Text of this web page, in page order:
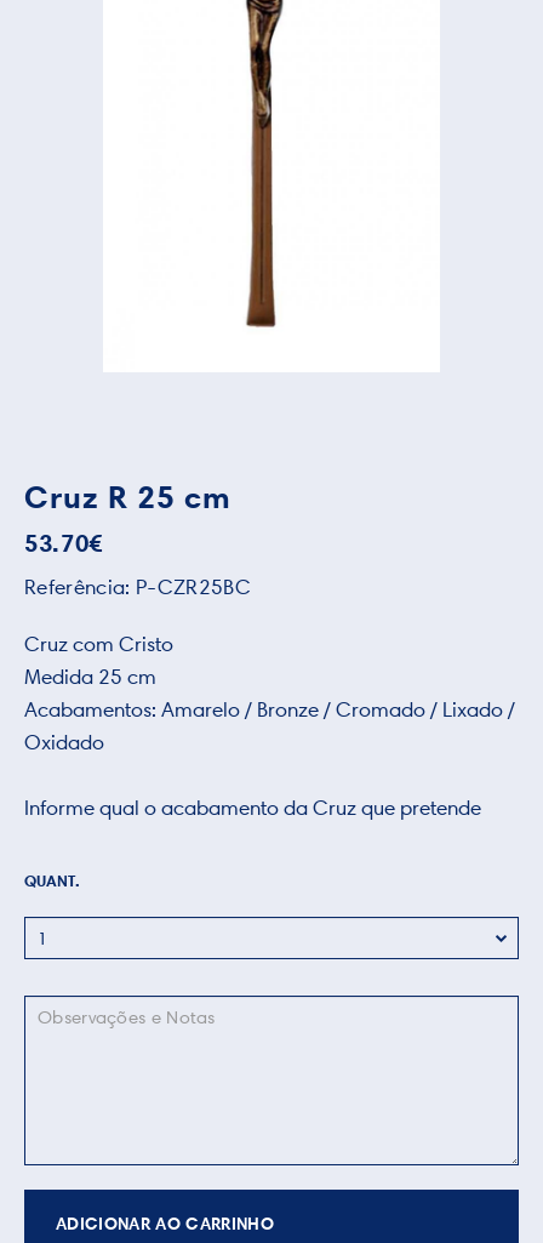
Cruz R 25 cm
53.70€
Referência: P-CZR25BC
Cruz com Cristo
Medida 25 cm
Acabamentos: Amarelo / Bronze / Cromado / Lixado /
Oxidado
Informe qual o acabamento da Cruz que pretende
QUANT.
ADICIONAR AO CARRINHO